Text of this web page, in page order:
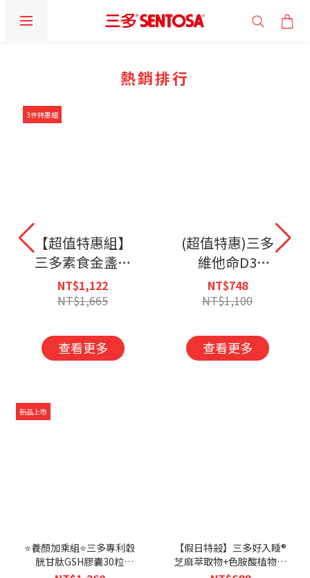
熱銷排行
3件特惠組
【超值特惠組】
三多素食金盞花
葉黃素 (50粒/
盒)X3入組-恕不
NT$1,122
NT$1,665
查看更多
(超值特惠)三多
維他命D3
800IU+B.膜衣錠
(80錠)2入組-恕
NT$748
NT$1,100
查看更多
新品上市
⭐養顏加乘組⭐三多專利穀
胱甘肽GSH膠囊30粒
X2+三多膠原蛋白 30包X1-
【假日特殺】三多好入睡®
芝麻萃取物+色胺酸植物性
膠囊 (60粒/盒)-恕不折抵